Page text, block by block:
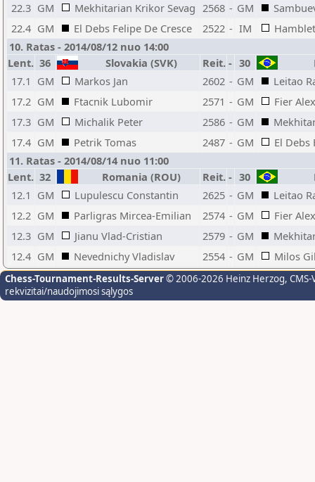
22.3 GM Mekhitarian Krikor Sevag 2568 - GM
22.4 GM El Debs Felipe De Cresce 2522 - IM
10. Ratas - 2014/08/12 nuo 14:00
Lent. 36 Slovakia (SVK) Reit. - 30
17.1 GM Markos Jan 2602 - GM
Leitao
17.2 GM Ftacnik Lubomir 2571 - GM
Fier
17.3 GM Michalik Peter 2586 - GM
17.4 GM Petrik Tomas 2487 - GM
El Debs
11. Ratas - 2014/08/14 nuo 11:00
Lent. 32 Romania (ROU) Reit. - 30
12.1 GM Lupulescu Constantin 2625 - GM
Leitao
12.2 GM Parligras Mircea-Emilian 2574 - GM
Fier
12.3 GM Jianu Vlad-Cristian 2579 - GM
12.4 GM Nevednichy Vladislav 2554 - GM Milos
Chess-Tournament-Results-Server© 2006-2026 Heinz Herzog,
rekvizitai/naudojimosi sąlygos